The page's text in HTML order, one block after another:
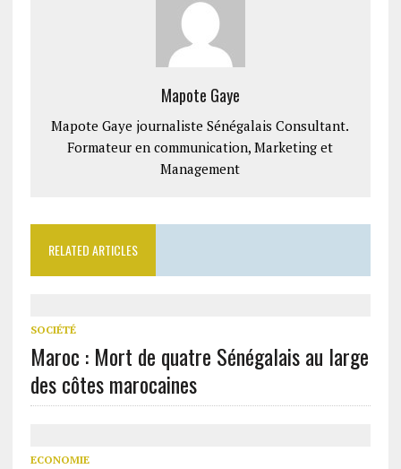
Mapote Gaye
Mapote Gaye journaliste Sénégalais Consultant.
Formateur en communication, Marketing et
Management
RELATED ARTICLES
SOCIÉTÉ
Maroc : Mort de quatre Sénégalais au large
des côtes marocaines
ECONOMIE